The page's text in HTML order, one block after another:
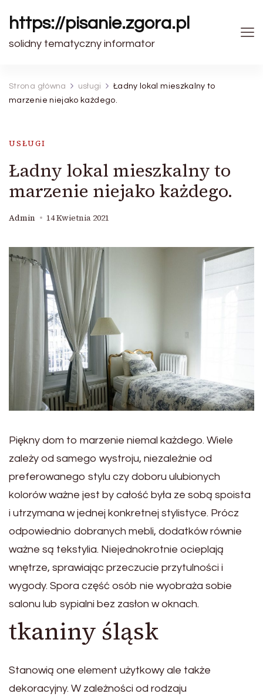
https://pisanie.zgora.pl
solidny tematyczny informator
Strona główna usługi
Ładny lokal mieszkalny to
marzenie niejako każdego.
USŁUGI
Ładny lokal mieszkalny to
marzenie niejako każdego.
Admin 14 Kwietnia 2021
Piękny dom to marzenie niemal każdego. Wiele
zależy od samego wystroju, niezależnie od
preferowanego stylu czy doboru ulubionych
kolorów ważne jest by całość była ze sobą spoista
i utrzymana w jednej konkretnej stylistyce. Prócz
odpowiednio dobranych mebli, dodatków równie
ważne są tekstylia. Niejednokrotnie ocieplają
wnętrze, sprawiając przeczucie przytulności i
wygody. Spora część osób nie wyobraża sobie
salonu lub sypialni bez zasłon w oknach.
tkaniny śląsk
Stanowią one element użytkowy ale także
dekoracyjny. W zależności od rodzaju